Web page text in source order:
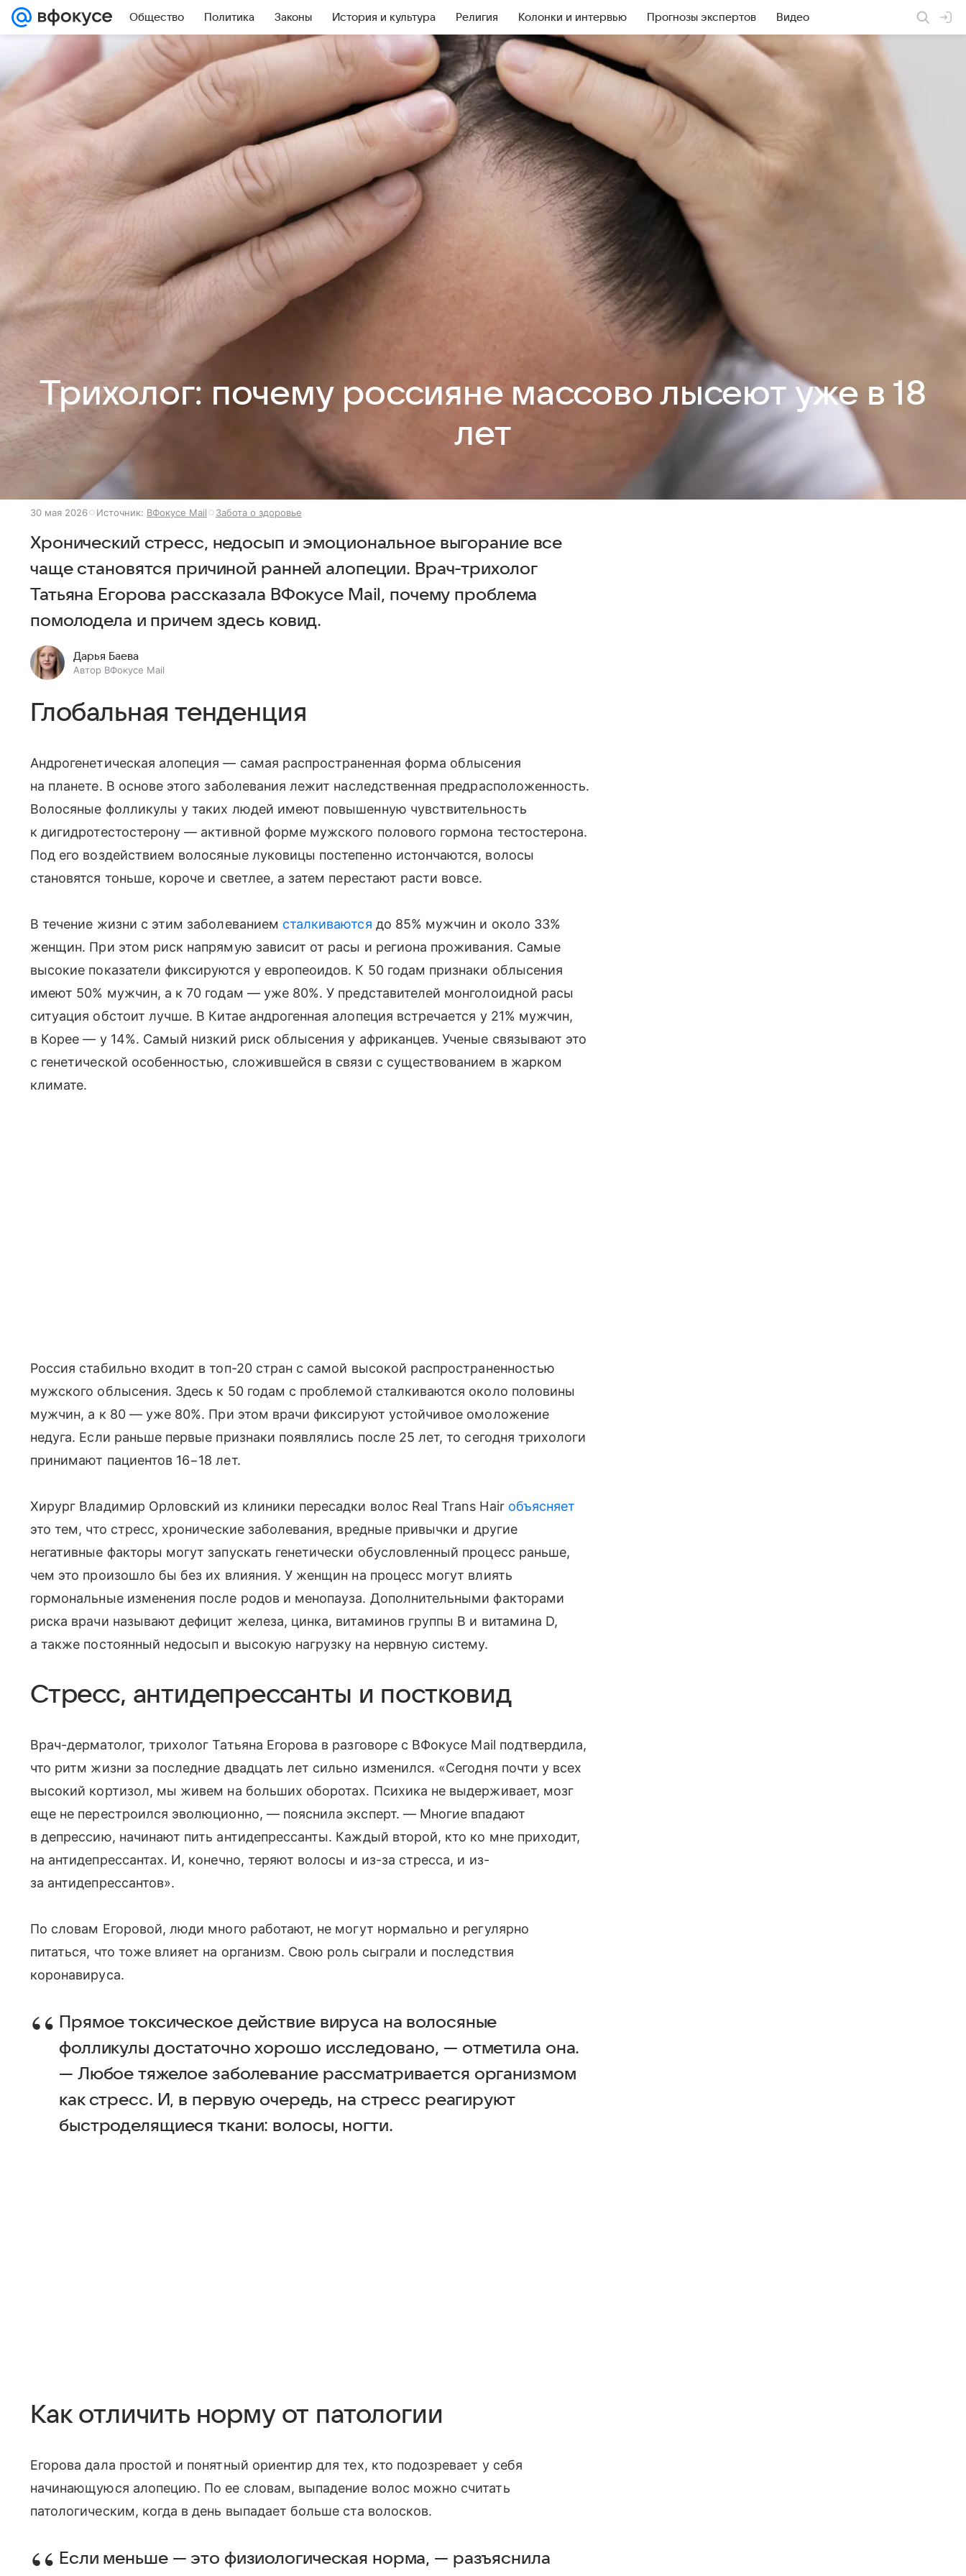
Общество Политика Законы История и культура Религия Колонки и интервью Прогнозы экспертов Видео
Трихолог: почему россияне массово лысеют уже в 18
лет
30 мая 2026 Источник: ВФокусе Mail Забота о здоровье
Хронический стресс, недосып и эмоциональное выгорание все
чаще становятся причиной ранней алопеции. Врач-трихолог
Татьяна Егорова рассказала ВФокусе Mail, почему проблема
помолодела и причем здесь ковид.
Дарья Баева
Автор ВФокусе Mail
Глобальная тенденция
Андрогенетическая алопеция — самая распространенная форма облысения
на планете. В основе этого заболевания лежит наследственная предрасположенность.
Волосяные фолликулы у таких людей имеют повышенную чувствительность
к дигидротестостерону — активной форме мужского полового гормона тестостерона.
Под его воздействием волосяные луковицы постепенно истончаются, волосы
становятся тоньше, короче и светлее, а затем перестают расти вовсе.
В течение жизни с этим заболеванием сталкиваются до 85% мужчин и около 33%
женщин. При этом риск напрямую зависит от расы и региона проживания. Самые
высокие показатели фиксируются у европеоидов. К 50 годам признаки облысения
имеют 50% мужчин, а к 70 годам — уже 80%. У представителей монголоидной расы
ситуация обстоит лучше. В Китае андрогенная алопеция встречается у 21% мужчин,
в Корее — у 14%. Самый низкий риск облысения у африканцев. Ученые связывают это
с генетической особенностью, сложившейся в связи с существованием в жарком
климате.
Россия стабильно входит в топ-20 стран с самой высокой распространенностью
мужского облысения. Здесь к 50 годам с проблемой сталкиваются около половины
мужчин, а к 80 — уже 80%. При этом врачи фиксируют устойчивое омоложение
недуга. Если раньше первые признаки появлялись после 25 лет, то сегодня трихологи
принимают пациентов 16−18 лет.
Хирург Владимир Орловский из клиники пересадки волос Real Trans Hair объясняет
это тем, что стресс, хронические заболевания, вредные привычки и другие
негативные факторы могут запускать генетически обусловленный процесс раньше,
чем это произошло бы без их влияния. У женщин на процесс могут влиять
гормональные изменения после родов и менопауза. Дополнительными факторами
риска врачи называют дефицит железа, цинка, витаминов группы B и витамина D,
а также постоянный недосып и высокую нагрузку на нервную систему.
Стресс, антидепрессанты и постковид
Врач-дерматолог, трихолог Татьяна Егорова в разговоре с ВФокусе Mail подтвердила,
что ритм жизни за последние двадцать лет сильно изменился. «Сегодня почти у всех
высокий кортизол, мы живем на больших оборотах. Психика не выдерживает, мозг
еще не перестроился эволюционно, — пояснила эксперт. — Многие впадают
в депрессию, начинают пить антидепрессанты. Каждый второй, кто ко мне приходит,
на антидепрессантах. И, конечно, теряют волосы и из-за стресса, и из-
за антидепрессантов».
По словам Егоровой, люди много работают, не могут нормально и регулярно
питаться, что тоже влияет на организм. Свою роль сыграли и последствия
коронавируса.
Прямое токсическое действие вируса на волосяные
фолликулы достаточно хорошо исследовано, — отметила она.
— Любое тяжелое заболевание рассматривается организмом
как стресс. И, в первую очередь, на стресс реагируют
быстроделящиеся ткани: волосы, ногти.
Как отличить норму от патологии
Егорова дала простой и понятный ориентир для тех, кто подозревает у себя
начинающуюся алопецию. По ее словам, выпадение волос можно считать
патологическим, когда в день выпадает больше ста волосков.
Если меньше — это физиологическая норма, — разъяснила